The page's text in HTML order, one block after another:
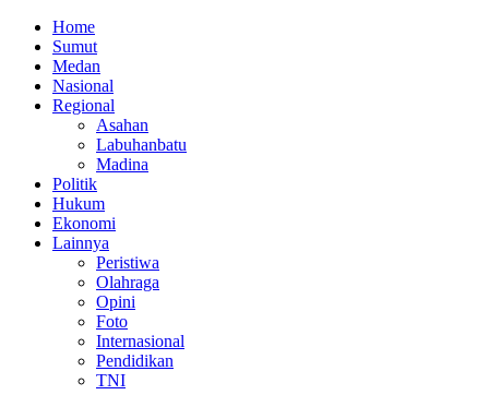
Home
Sumut
Medan
Nasional
Regional
Asahan
Labuhanbatu
Madina
Politik
Hukum
Ekonomi
Lainnya
Peristiwa
Olahraga
Opini
Foto
Internasional
Pendidikan
TNI